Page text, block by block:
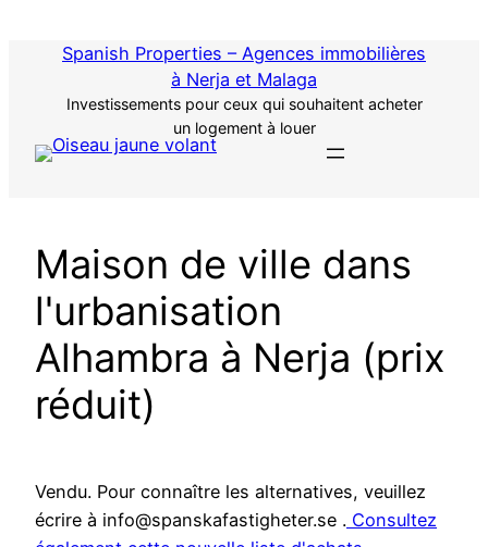
Spanish Properties – Agences immobilières
à Nerja et Malaga
Investissements pour ceux qui souhaitent acheter
un logement à louer
Maison de ville dans
l'urbanisation
Alhambra à Nerja (prix
réduit)
Vendu. Pour connaître les alternatives, veuillez
écrire à info@spanskafastigheter.se . Consultez